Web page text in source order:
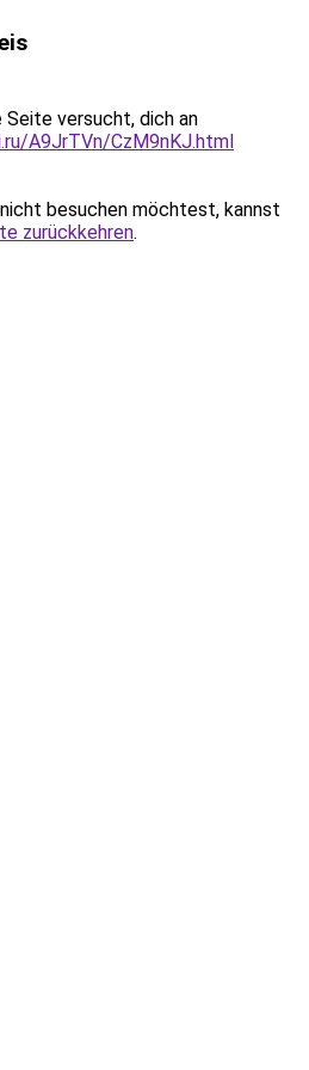
Seite versucht, dich an
A9JrTVn/CzM9nKJ.html
besuchen möchtest, kannst
zurückkehren.